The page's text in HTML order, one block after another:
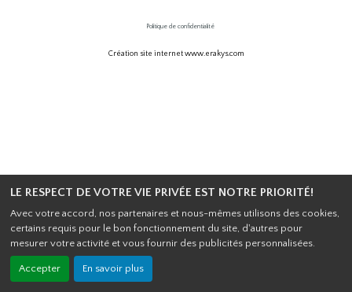
LE RESPECT DE VOTRE VIE PRIVÉE EST NOTRE PRIORITÉ!
Avec votre accord, nos partenaires et nous-mêmes utilisons des cookies,
certains requis pour le bon fonctionnement du site, d'autres pour
mesurer votre activité et vous fournir des publicités personnalisées.
Accepter En savoir plus
Politique de confidentialité
Création site internet www.erakys.com